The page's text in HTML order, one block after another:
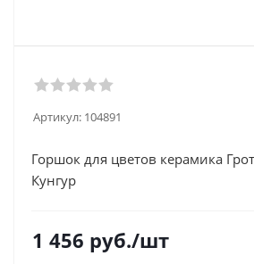
Артикул: 104891
Горшок для цветов керамика
Кунгур
1 456 руб./шт